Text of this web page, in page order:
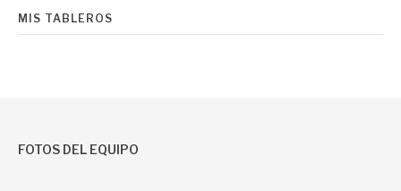
MIS TABLEROS
FOTOS DEL EQUIPO